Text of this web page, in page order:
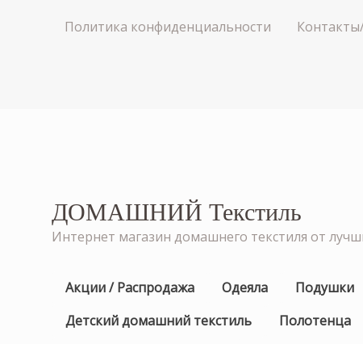
Политика конфиденциальности
ДОМАШНИЙ Текстиль
Интернет магазин домашнего текстиля от
Акции / Распродажа Одеяла Подушки
Детский домашний текстиль
Полотенца